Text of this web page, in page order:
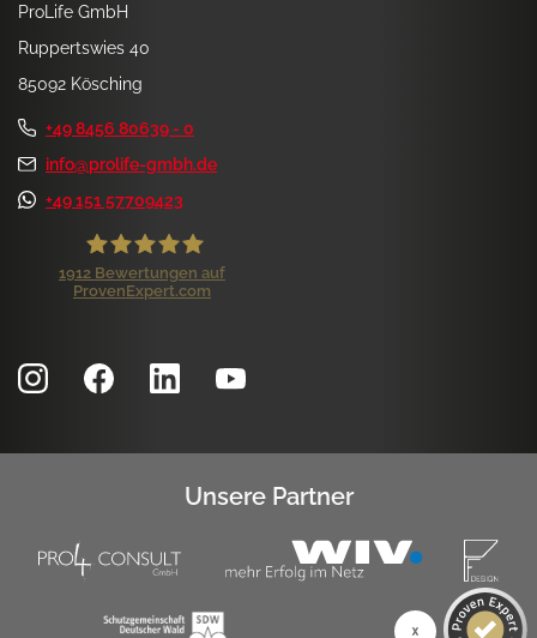
ProLife GmbH
Ruppertswies 40
85092 Kösching
+49 8456 80639 - 0
info@prolife-gmbh.de
+49 151 57709423
1912 Bewertungen auf
ProvenExpert.com
Unsere Partner
SEHR GUT
1k+ Kundenbewertungen
Bewertungen auf
ProvenExpert.com
740
Bewertungen von 7
anderen Quellen
Blick aufs ProvenExpert-Profil werfen